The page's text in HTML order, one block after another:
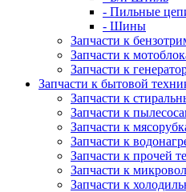
- Пильные
- Шины
Запчасти к
Запчасти к
Запчасти к
Запчасти к бытовой
Запчасти к
Запчасти к
Запчасти к
Запчасти к
Запчасти к прочей
Запчасти к
Запчасти к